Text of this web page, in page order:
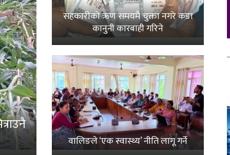
सहकारीको ऋण समयमै चुक्ता नगरे कडा
कानुनी कारबाही गरिने
वालिङले ‘एक स्वास्थ्य’ नीति लागू गर्ने